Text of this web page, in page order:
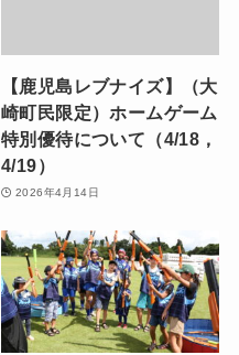
【鹿児島レブナイズ】（大
崎町民限定）ホームゲーム
特別優待について（4/18，
4/19）
2026年4月14日